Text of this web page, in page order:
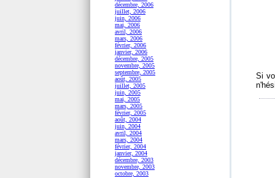
décembre, 2006
juillet, 2006
juin, 2006
mai, 2006
avril, 2006
mars, 2006
février, 2006
janvier, 2006
décembre, 2005
novembre, 2005
septembre, 2005
août, 2005
juillet, 2005
juin, 2005
mai, 2005
mars, 2005
février, 2005
août, 2004
juin, 2004
avril, 2004
mars, 2004
février, 2004
janvier, 2004
décembre, 2003
novembre, 2003
octobre, 2003
Si